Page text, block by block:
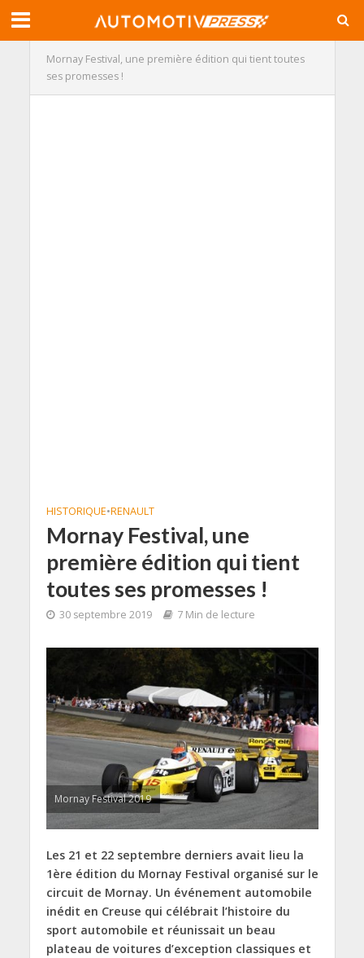
Mornay Festival, une première édition qui tient toutes
ses promesses !
HISTORIQUE•RENAULT
Mornay Festival, une
première édition qui tient
toutes ses promesses !
30 septembre 2019 7 Min de lecture
Mornay Festival 2019
Les 21 et 22 septembre derniers avait lieu la
1ère édition du Mornay Festival organisé sur le
circuit de Mornay. Un événement automobile
inédit en Creuse qui célébrait l’histoire du
sport automobile et réunissait un beau
plateau de voitures d’exception classiques et